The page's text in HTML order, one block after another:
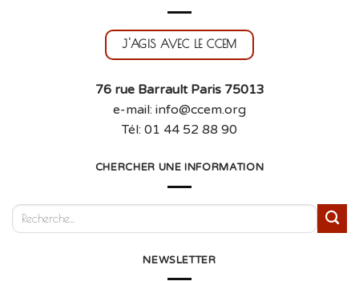
J'AGIS AVEC LE CCEM
76 rue Barrault Paris 75013
e-mail: info@ccem.org
Tél: 01 44 52 88 90
CHERCHER UNE INFORMATION
NEWSLETTER